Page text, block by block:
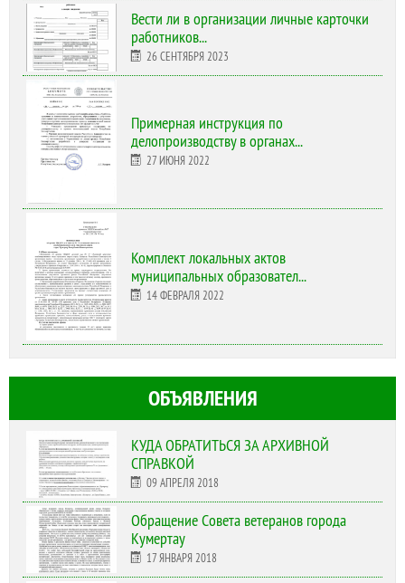
Вести ли в организации личные карточки
работников...
26 СЕНТЯБРЯ 2023
Примерная инструкция по
делопроизводству в органах...
27 ИЮНЯ 2022
Комплект локальных актов
муниципальных образовател...
14 ФЕВРАЛЯ 2022
ОБЪЯВЛЕНИЯ
КУДА ОБРАТИТЬСЯ ЗА АРХИВНОЙ
СПРАВКОЙ
09 АПРЕЛЯ 2018
Обращение Совета ветеранов города
Кумертау
17 ЯНВАРЯ 2018